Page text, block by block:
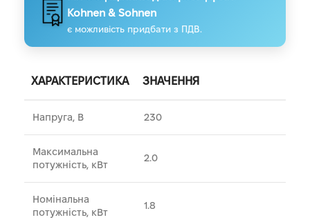
Kohnen & Sohnen
є можливість придбати з ПДВ.
ХАРАКТЕРИСТИКА ЗНАЧЕННЯ
Напруга, В 230
Максимальна
потужність, кВт
2.0
Номінальна
потужність, кВт
1.8